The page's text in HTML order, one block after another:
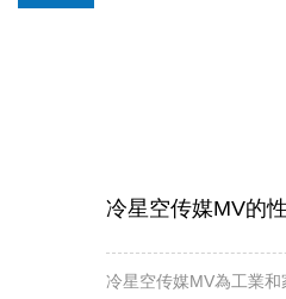
冷星空传媒MV的性
冷星空传媒MV為工業和家